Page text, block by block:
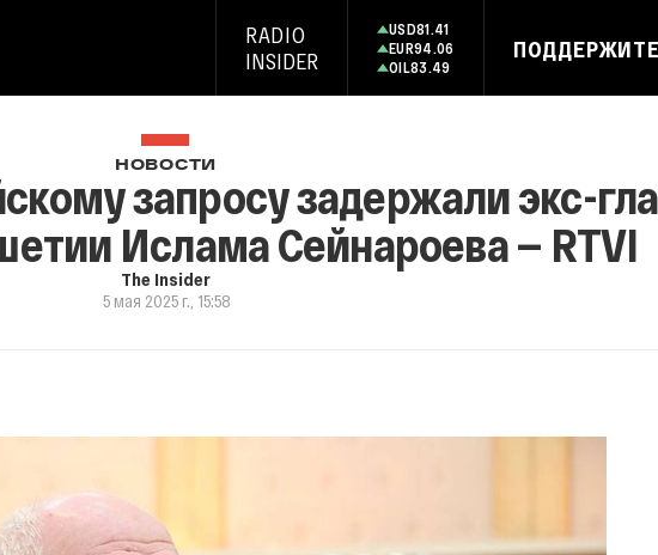
RADIO
INSIDER
USD81.41
EUR94.06
OIL83.49
НОВОСТИ
запросу задержали экс-
Ислама Сейнароева — RTVI
The Insider
5 мая 2025 г., 15:58